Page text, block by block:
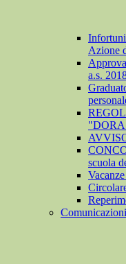
Azione
a.s.
scuola